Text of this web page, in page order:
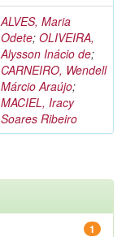
ALVES, Maria
Odete; OLIVEIRA,
Alysson Inácio de;
CARNEIRO, Wendell
Márcio Araújo;
MACIEL, Iracy
Soares Ribeiro
1